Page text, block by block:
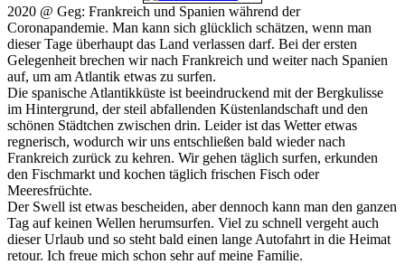
2020 @ Geg: Frankreich und Spanien während der
Coronapandemie. Man kann sich glücklich schätzen, wenn man
dieser Tage überhaupt das Land verlassen darf. Bei der ersten
Gelegenheit brechen wir nach Frankreich und weiter nach Spanien
auf, um am Atlantik etwas zu surfen.
Die spanische Atlantikküste ist beeindruckend mit der Bergkulisse
im Hintergrund, der steil abfallenden Küstenlandschaft und den
schönen Städtchen zwischen drin. Leider ist das Wetter etwas
regnerisch, wodurch wir uns entschließen bald wieder nach
Frankreich zurück zu kehren. Wir gehen täglich surfen, erkunden
den Fischmarkt und kochen täglich frischen Fisch oder
Meeresfrüchte.
Der Swell ist etwas bescheiden, aber dennoch kann man den ganzen
Tag auf keinen Wellen herumsurfen. Viel zu schnell vergeht auch
dieser Urlaub und so steht bald einen lange Autofahrt in die Heimat
retour. Ich freue mich schon sehr auf meine Familie.